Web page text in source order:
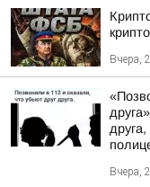
Вчера,
Вчера,